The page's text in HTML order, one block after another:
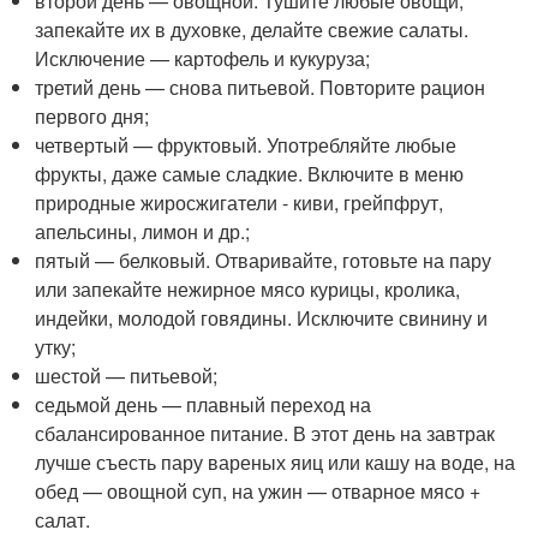
запекайте их в духовке, делайте свежие салаты.
Исключение — картофель и кукуруза;
третий день — снова питьевой. Повторите рацион
первого дня;
четвертый — фруктовый. Употребляйте любые
фрукты, даже самые сладкие. Включите в меню
природные жиросжигатели - киви, грейпфрут,
апельсины, лимон и др.;
пятый — белковый. Отваривайте, готовьте на пару
или запекайте нежирное мясо курицы, кролика,
индейки, молодой говядины. Исключите свинину и
утку;
шестой — питьевой;
седьмой день — плавный переход на
сбалансированное питание. В этот день на завтрак
лучше съесть пару вареных яиц или кашу на воде, на
обед — овощной суп, на ужин — отварное мясо +
салат.